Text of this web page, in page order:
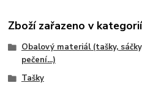
Zboží zařazeno v
Obalový materiál (tašky,
pečení...)
Tašky